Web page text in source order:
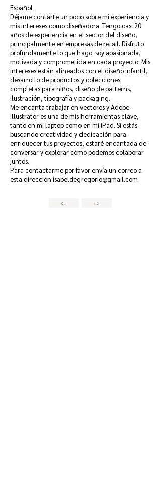
Español
Déjame contarte un poco sobre mi experiencia y
mis intereses como diseñadora. Tengo casi 20
años de experiencia en el sector del diseño,
principalmente en empresas de retail. Disfruto
profundamente lo que hago: soy apasionada,
motivada y comprometida en cada proyecto. Mis
intereses están alineados con el diseño infantil,
desarrollo de productos y colecciones
completas para niños, diseño de patterns,
ilustración, tipografía y packaging.
Me encanta trabajar en vectores y Adobe
Illustrator es una de mis herramientas clave,
tanto en mi laptop como en mi iPad. Si estás
buscando creatividad y dedicación para
enriquecer tus proyectos, estaré encantada de
conversar y explorar cómo podemos colaborar
juntos.
Para contactarme por favor envía un correo a
esta dirección isabeldegregorio@gmail.com
⇦ ⇨